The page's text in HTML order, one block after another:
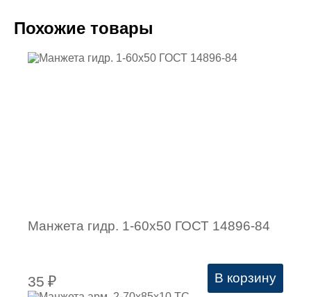
Похожие товары
Манжета гидр. 1-60х50 ГОСТ 14896-84
35 ₽ В корзину